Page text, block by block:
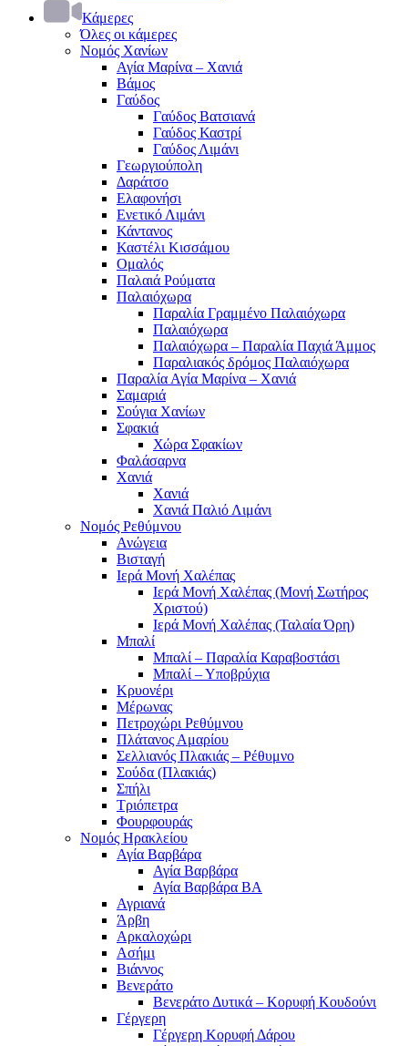
Κάμερες
Όλες οι κάμερες
Νομός Χανίων
Αγία Μαρίνα – Χανιά
Βάμος
Γαύδος
Γαύδος Βατσιανά
Γαύδος Καστρί
Γαύδος Λιμάνι
Γεωργιούπολη
Δαράτσο
Ελαφονήσι
Ενετικό Λιμάνι
Κάντανος
Καστέλι Κισσάμου
Ομαλός
Παλαιά Ρούματα
Παλαιόχωρα
Παραλία Γραμμένο Παλαιόχωρα
Παλαιόχωρα
Παλαιόχωρα – Παραλία Παχιά Άμμος
Παραλιακός δρόμος Παλαιόχωρα
Παραλία Αγία Μαρίνα – Χανιά
Σαμαριά
Σούγια Χανίων
Σφακιά
Χώρα Σφακίων
Φαλάσαρνα
Χανιά
Χανιά
Χανιά Παλιό Λιμάνι
Νομός Ρεθύμνου
Ανώγεια
Βισταγή
Ιερά Μονή Χαλέπας
Ιερά Μονή Χαλέπας (Μονή Σωτήρος
Χριστού)
Ιερά Μονή Χαλέπας (Ταλαία Όρη)
Μπαλί
Μπαλί – Παραλία Καραβοστάσι
Μπαλί – Υποβρύχια
Κρυονέρι
Μέρωνας
Πετροχώρι Ρεθύμνου
Πλάτανος Αμαρίου
Σελλιανός Πλακιάς – Ρέθυμνο
Σούδα (Πλακιάς)
Σπήλι
Τριόπετρα
Φουρφουράς
Νομός Ηρακλείου
Αγία Βαρβάρα
Αγία Βαρβάρα
Αγία Βαρβάρα ΒΑ
Αγριανά
Άρβη
Αρκαλοχώρι
Ασήμι
Βιάννος
Βενεράτο
Βενεράτο Δυτικά – Κορυφή Κουδούνι
Γέργερη
Γέργερη Κορυφή Δάρου